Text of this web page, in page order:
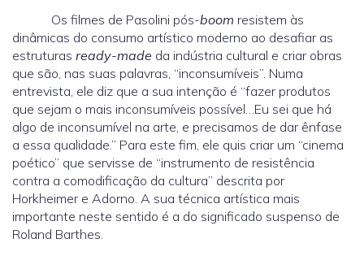
Os filmes de Pasolini pós-boom resistem às
dinâmicas do consumo artístico moderno ao desafiar as
estruturas ready-made da indústria cultural e criar obras
que são, nas suas palavras, “inconsumíveis”. Numa
entrevista, ele diz que a sua intenção é “fazer produtos
que sejam o mais inconsumíveis possível…Eu sei que há
algo de inconsumível na arte, e precisamos de dar ênfase
a essa qualidade.” Para este fim, ele quis criar um “cinema
poético” que servisse de “instrumento de resistência
contra a comodificação da cultura” descrita por
Horkheimer e Adorno. A sua técnica artística mais
importante neste sentido é a do significado suspenso de
Roland Barthes.